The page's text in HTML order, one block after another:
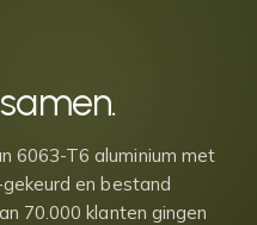
.
6063-T6 aluminium met
en bestand
70.000 klanten gingen